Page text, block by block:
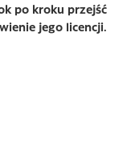
po kroku przejść
jego licencji.